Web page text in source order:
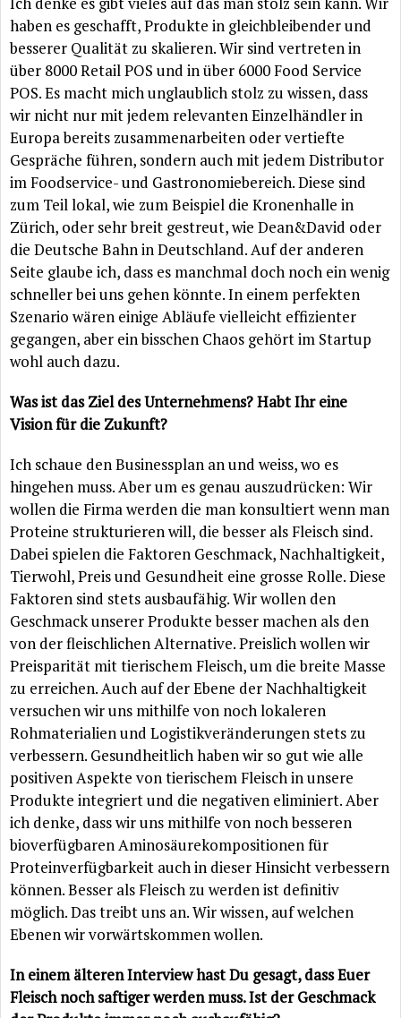
haben es geschafft, Produkte in gleichbleibender und
besserer Qualität zu skalieren. Wir sind vertreten in
über 8000 Retail POS und in über 6000 Food Service
POS. Es macht mich unglaublich stolz zu wissen, dass
wir nicht nur mit jedem relevanten Einzelhändler in
Europa bereits zusammenarbeiten oder vertiefte
Gespräche führen, sondern auch mit jedem Distributor
im Foodservice- und Gastronomiebereich. Diese sind
zum Teil lokal, wie zum Beispiel die Kronenhalle in
Zürich, oder sehr breit gestreut, wie Dean&David oder
die Deutsche Bahn in Deutschland. Auf der anderen
Seite glaube ich, dass es manchmal doch noch ein wenig
schneller bei uns gehen könnte. In einem perfekten
Szenario wären einige Abläufe vielleicht effizienter
gegangen, aber ein bisschen Chaos gehört im Startup
wohl auch dazu.
Was ist das Ziel des Unternehmens? Habt Ihr eine
Vision für die Zukunft?
Ich schaue den Businessplan an und weiss, wo es
hingehen muss. Aber um es genau auszudrücken: Wir
wollen die Firma werden die man konsultiert wenn man
Proteine strukturieren will, die besser als Fleisch sind.
Dabei spielen die Faktoren Geschmack, Nachhaltigkeit,
Tierwohl, Preis und Gesundheit eine grosse Rolle. Diese
Faktoren sind stets ausbaufähig. Wir wollen den
Geschmack unserer Produkte besser machen als den
von der fleischlichen Alternative. Preislich wollen wir
Preisparität mit tierischem Fleisch, um die breite Masse
zu erreichen. Auch auf der Ebene der Nachhaltigkeit
versuchen wir uns mithilfe von noch lokaleren
Rohmaterialien und Logistikveränderungen stets zu
verbessern. Gesundheitlich haben wir so gut wie alle
positiven Aspekte von tierischem Fleisch in unsere
Produkte integriert und die negativen eliminiert. Aber
ich denke, dass wir uns mithilfe von noch besseren
bioverfügbaren Aminosäurekompositionen für
Proteinverfügbarkeit auch in dieser Hinsicht verbessern
können. Besser als Fleisch zu werden ist definitiv
möglich. Das treibt uns an. Wir wissen, auf welchen
Ebenen wir vorwärtskommen wollen.
In einem älteren Interview hast Du gesagt, dass Euer
Fleisch noch saftiger werden muss. Ist der Geschmack